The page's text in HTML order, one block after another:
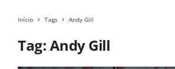
Início Tags Andy Gill
Tag: Andy Gill